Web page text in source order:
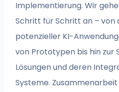
Implementierung. Wir
Schritt für Schritt an – von
potenzieller KI-
von Prototypen bis hin zur
Lösungen und deren
Systeme.